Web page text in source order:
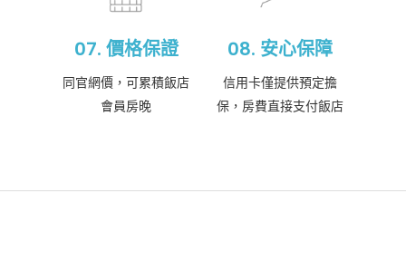
07. 價格保證
同官網價，可累積飯店
會員房晚
08. 安心保障
信用卡僅提供預定擔
保，房費直接支付飯店